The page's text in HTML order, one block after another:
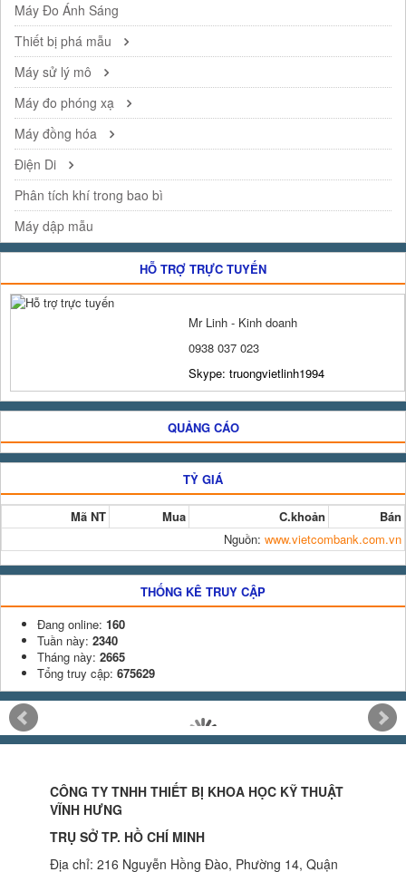
Máy Đo Ánh Sáng
Thiết bị phá mẫu
Máy sử lý mô
Máy đo phóng xạ
Máy đồng hóa
Điện Di
Phân tích khí trong bao bì
Máy dập mẫu
HỖ TRỢ TRỰC TUYẾN
Mr Linh - Kinh doanh
0938 037 023
Skype: truongvietlinh1994
QUẢNG CÁO
TỶ GIÁ
Mã NT Mua C.khoản
Bán
Nguồn: www.vietcombank.com.vn
THỐNG KÊ TRUY CẬP
Đang online: 160
Tuần này: 2340
Tháng này: 2665
Tổng truy cập: 675629
CÔNG TY TNHH THIẾT BỊ KHOA HỌC KỸ THUẬT
VĨNH HƯNG
TRỤ SỞ TP. HỒ CHÍ MINH
Địa chỉ: 216 Nguyễn Hồng Đào, Phường 14, Quận